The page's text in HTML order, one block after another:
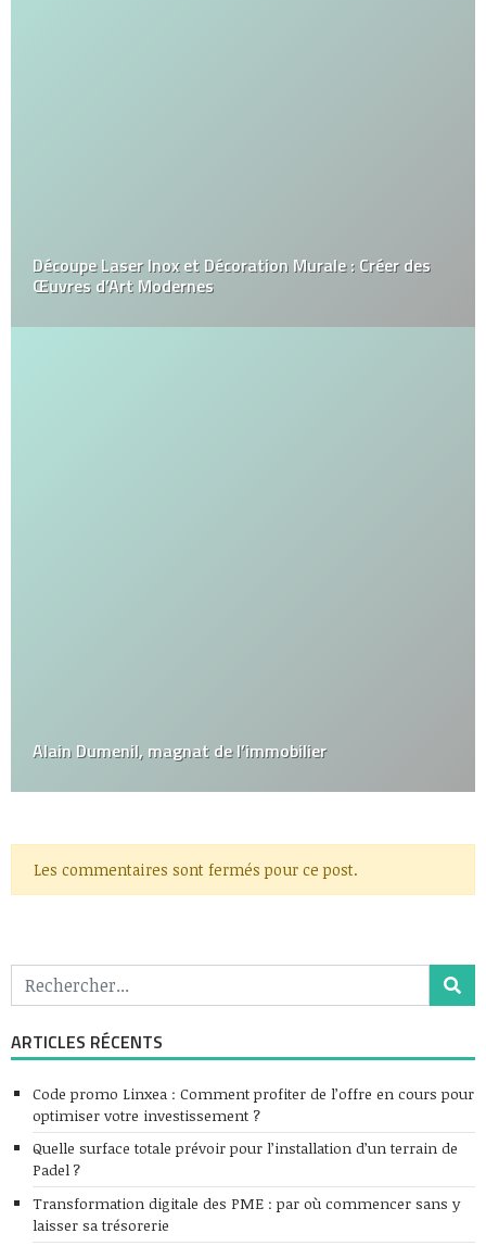
Découpe Laser Inox et Décoration Murale : Créer des
Œuvres d’Art Modernes
Alain Dumenil, magnat de l’immobilier
Les commentaires sont fermés pour ce post.
ARTICLES RÉCENTS
Code promo Linxea : Comment profiter de l’offre en cours pour
optimiser votre investissement ?
Quelle surface totale prévoir pour l’installation d’un terrain de
Padel ?
Transformation digitale des PME : par où commencer sans y
laisser sa trésorerie